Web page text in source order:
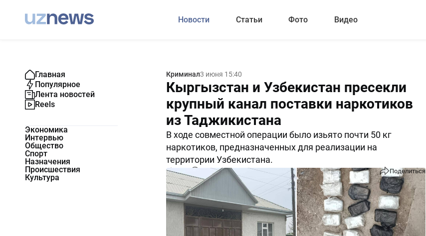
Новости Статьи Фото Видео
Главная
Популярное
Лента новостей
Reels
Экономика
Интервью
Общество
Спорт
Назначения
Происшествия
Культура
Криминал3 июня 15:40
Кыргызстан и Узбекистан пресекли
крупный канал поставки наркотиков
из Таджикистана
В ходе совместной операции было изьято почти 50 кг
наркотиков, предназначенных для реализации на
территории Узбекистана.
1154 Поделиться